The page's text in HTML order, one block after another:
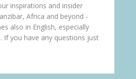
inspirations and insider
Africa and beyond -
also in English, especially
If you have any questions just